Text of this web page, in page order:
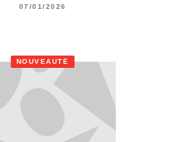
07/01/2026
NOUVEAUTÉ